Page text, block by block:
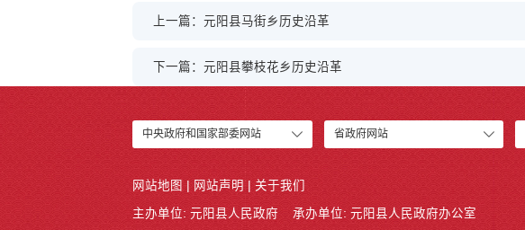
上一篇：元阳县马街乡历史沿革
下一篇：元阳县攀枝花乡历史沿革
中央政府和国家部委网站 省政府网站
网站地图 网站声明 关于我们
主办单位: 元阳县人民政府 承办单位: 元阳县人民政府办公室